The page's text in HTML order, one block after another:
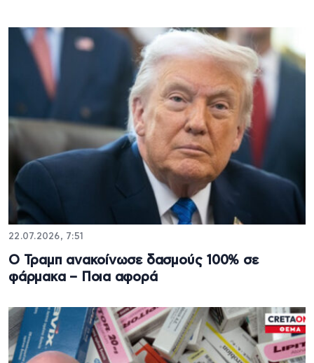
22.07.2026, 7:51
Ο Τραμπ ανακοίνωσε δασμούς 100% σε
φάρμακα – Ποια αφορά